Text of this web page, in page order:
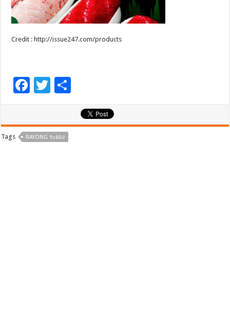
Credit : http://issue247.com/products
F
b
T
er
ar
Tags RAYONG ระยอง